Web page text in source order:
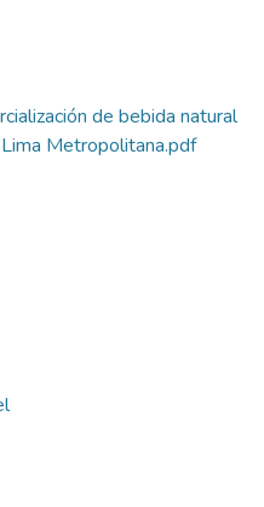
de bebida natural
Metropolitana.pdf